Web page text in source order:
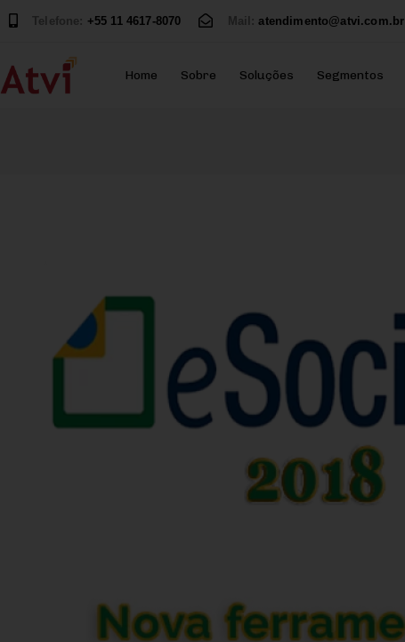
Telefone: +55 11 4617-8070 Mail:atendimento@atvi.com.br
Home Sobre Soluções Segmentos